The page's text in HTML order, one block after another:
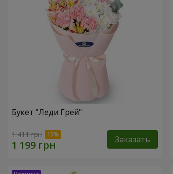
Букет "Леди Грей"
1 411 грн Заказать